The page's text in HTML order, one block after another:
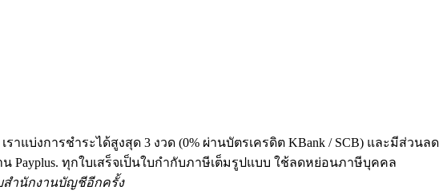
แบ่งการชำระได้สูงสุด 3 งวด (0% ผ่านบัตรเครดิต KBank / SCB) และมีส่วนลด
น Payplus. ทุกใบเสร็จเป็นใบกำกับภาษีเต็มรูปแบบ ใช้ลดหย่อนภาษีบุคคล
สำนักงานบัญชีอีกครั้ง